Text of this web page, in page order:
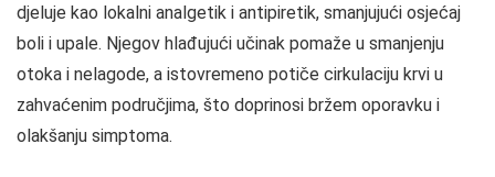
djeluje kao lokalni analgetik i antipiretik, smanjujući osjećaj
boli i upale. Njegov hlađujući učinak pomaže u smanjenju
otoka i nelagode, a istovremeno potiče cirkulaciju krvi u
zahvaćenim područjima, što doprinosi bržem oporavku i
olakšanju simptoma.